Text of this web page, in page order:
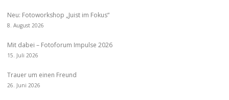
Neu: Fotoworkshop „Juist im Fokus“
8. August 2026
Mit dabei – Fotoforum Impulse 2026
15. Juli 2026
Trauer um einen Freund
26. Juni 2026